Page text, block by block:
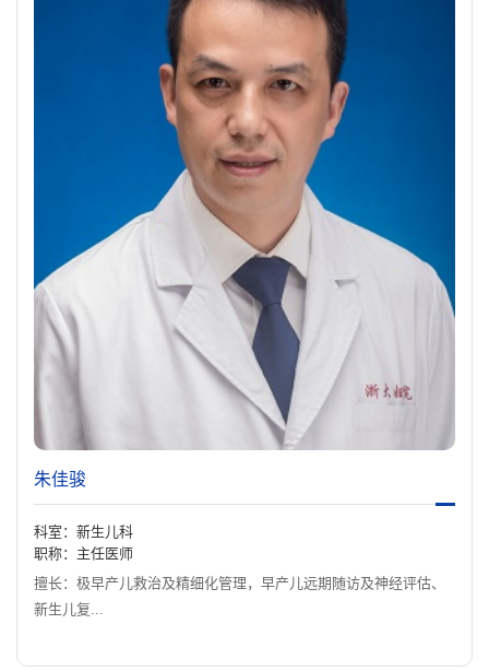
朱佳骏
科室：新生儿科
职称：主任医师
擅长：极早产儿救治及精细化管理，早产儿远期随访及神经评估、
新生儿复...